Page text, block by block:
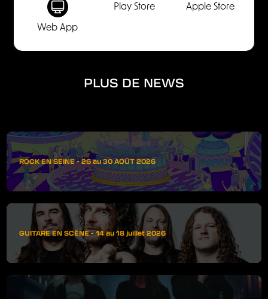
Web App
Play Store Apple Store
PLUS DE NEWS
ROCK EN SEINE - 26 au 30 AOÛT 2026
GUITARE EN SCÈNE - 14 au 18 juillet 2026